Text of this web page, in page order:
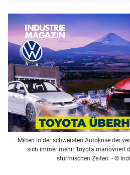
Mitten in der schwersten Autokrise der
sich immer mehr: Toyota manövriert
stürmischen Zeiten. - ©